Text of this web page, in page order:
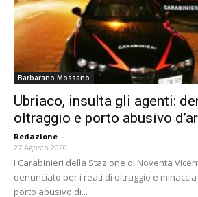
Barbarano Mossano
Ubriaco, insulta gli agenti:
oltraggio e porto abusivo
Redazione -
27 Agosto 2020
I Carabinieri della Stazione di Noventa
denunciato per i reati di oltraggio e
porto abusivo di...